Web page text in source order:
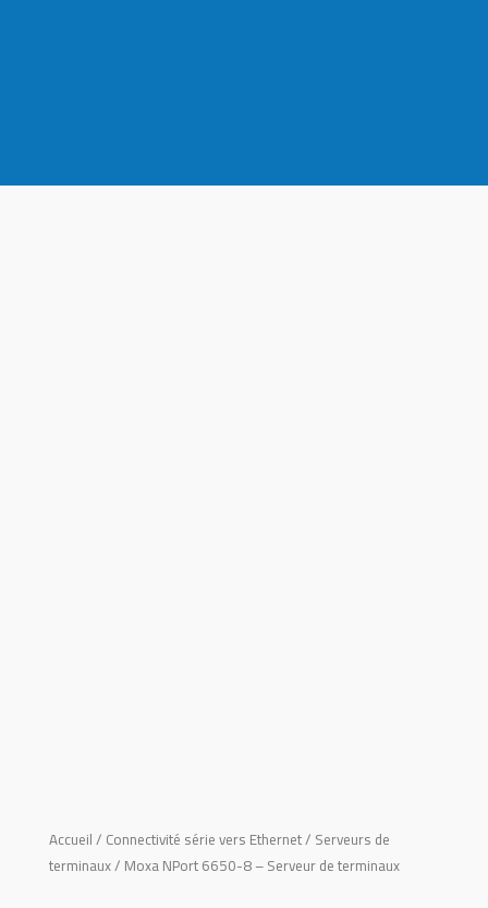
Accueil / Connectivité série vers Ethernet/ Serveurs de
terminaux/ Moxa NPort 6650-8 – Serveur de terminaux